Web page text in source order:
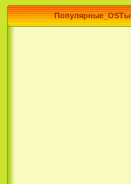
Популярные_OSTы